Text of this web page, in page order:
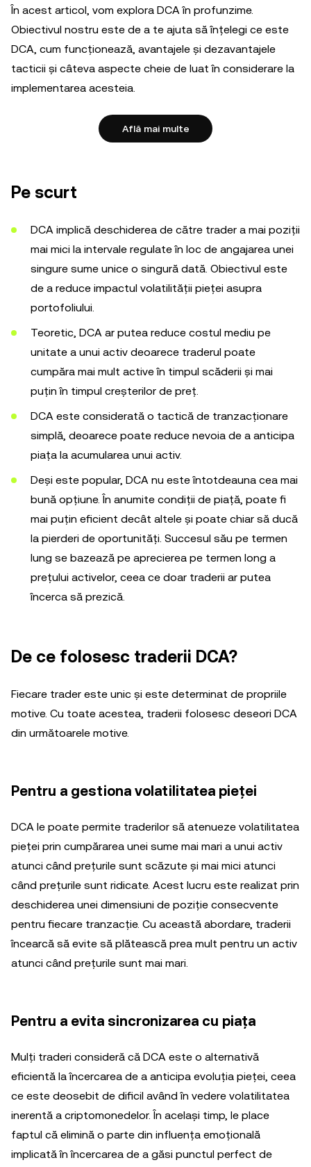
În acest articol, vom explora DCA în profunzime.
Obiectivul nostru este de a te ajuta să înțelegi ce este
DCA, cum funcționează, avantajele și dezavantajele
tacticii și câteva aspecte cheie de luat în considerare la
implementarea acesteia.
Află mai multe
Pe scurt
DCA implică deschiderea de către trader a mai poziții
mai mici la intervale regulate în loc de angajarea unei
singure sume unice o singură dată. Obiectivul este
de a reduce impactul volatilității pieței asupra
portofoliului.
Teoretic, DCA ar putea reduce costul mediu pe
unitate a unui activ deoarece traderul poate
cumpăra mai mult active în timpul scăderii și mai
puțin în timpul creșterilor de preț.
DCA este considerată o tactică de tranzacționare
simplă, deoarece poate reduce nevoia de a anticipa
piața la acumularea unui activ.
Deși este popular, DCA nu este întotdeauna cea mai
bună opțiune. În anumite condiții de piață, poate fi
mai puțin eficient decât altele și poate chiar să ducă
la pierderi de oportunități. Succesul său pe termen
lung se bazează pe aprecierea pe termen long a
prețului activelor, ceea ce doar traderii ar putea
încerca să prezică.
De ce folosesc traderii DCA?
Fiecare trader este unic și este determinat de propriile
motive. Cu toate acestea, traderii folosesc deseori DCA
din următoarele motive.
Pentru a gestiona volatilitatea pieței
DCA le poate permite traderilor să atenueze volatilitatea
pieței prin cumpărarea unei sume mai mari a unui activ
atunci când prețurile sunt scăzute și mai mici atunci
când prețurile sunt ridicate. Acest lucru este realizat prin
deschiderea unei dimensiuni de poziție consecvente
pentru fiecare tranzacție. Cu această abordare, traderii
încearcă să evite să plătească prea mult pentru un activ
atunci când prețurile sunt mai mari.
Pentru a evita sincronizarea cu piața
Mulți traderi consideră că DCA este o alternativă
eficientă la încercarea de a anticipa evoluția pieței, ceea
ce este deosebit de dificil având în vedere volatilitatea
inerentă a criptomonedelor. În același timp, le place
faptul că elimină o parte din influența emoțională
implicată în încercarea de a găsi punctul perfect de